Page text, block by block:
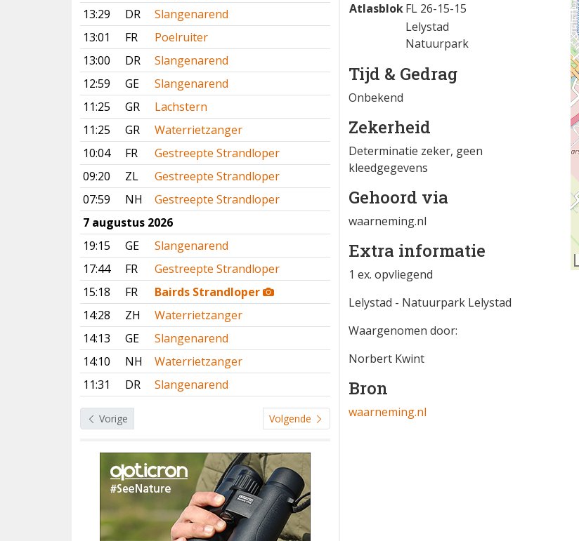
13:29
DR
Slangenarend
13:01
FR
Poelruiter
13:00
DR
Slangenarend
12:59
GE
Slangenarend
11:25
GR
Lachstern
11:25
GR
Waterrietzanger
10:04
FR
Gestreepte Strandloper
09:20
ZL
Gestreepte Strandloper
07:59
NH
Gestreepte Strandloper
7 augustus 2026
19:15
GE
Slangenarend
17:44
FR
Gestreepte Strandloper
15:18
FR
Bairds Strandloper
14:28
ZH
Waterrietzanger
14:13
GE
Slangenarend
14:10
NH
Waterrietzanger
11:31
DR Slangenarend
Vorige Volgende
AtlasblokFL 26-15-15
Lelystad
Natuurpark
Tijd & Gedrag
Onbekend
Zekerheid
Determinatie zeker, geen
kleedgegevens
Gehoord via
waarneming.nl
Extra informatie
1 ex. opvliegend
Lelystad - Natuurpark Lelystad
Waargenomen door:
Norbert Kwint
Bron
waarneming.nl